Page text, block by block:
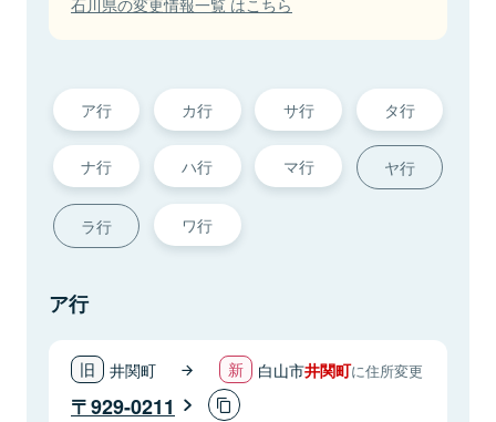
ア行 カ行 サ行 タ行
ナ行 ハ行 マ行 ヤ行
ラ行 ワ行
ア行
井関町 白山市井関町に住所変更
929-0211